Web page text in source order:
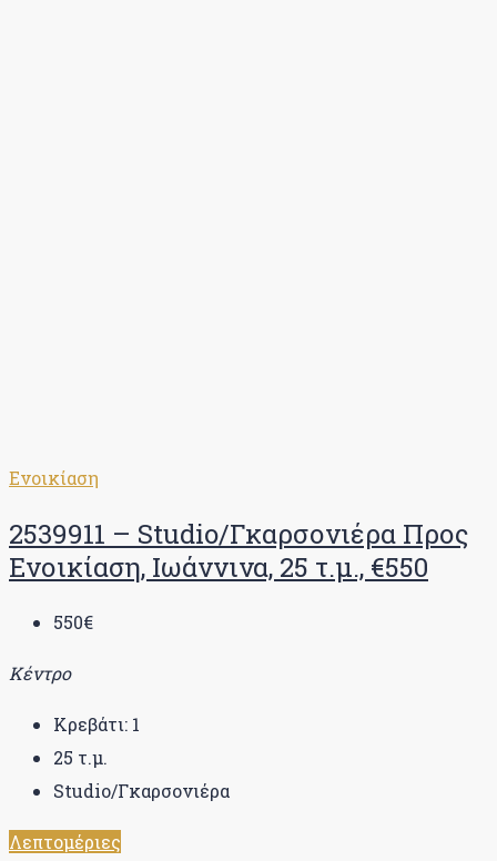
Ενοικίαση
2539911 – Studio/Γκαρσονιέρα Προς
Ενοικίαση, Ιωάννινα, 25 τ.μ., €550
550€
Κέντρο
Κρεβάτι: 1
25 τ.μ.
Studio/Γκαρσονιέρα
Λεπτομέριες